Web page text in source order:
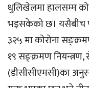
धुलिखेलमा हालसम्म
भइसकेको छ। यसैबीच
३२५ मा कोरोना
१९ सङ्क्रमण नियन्त्रण,
(डीसीसीएमसी)का